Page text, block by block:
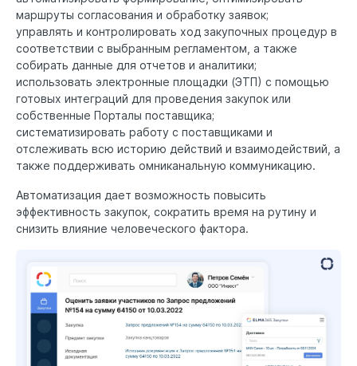
маршруты согласования и обработку заявок;
управлять и контролировать ход закупочных процедур в
соответствии с выбранным регламентом, а также
собирать данные для отчетов и аналитики;
использовать электронные площадки (ЭТП) с помощью
готовых интеграций для проведения закупок или
собственные Порталы поставщика;
систематизировать работу с поставщиками и
отслеживать всю историю действий и взаимодействий, а
также поддерживать омниканальную коммуникацию.
Автоматизация дает возможность повысить
эффективность закупок, сократить время на рутину и
снизить влияние человеческого фактора.